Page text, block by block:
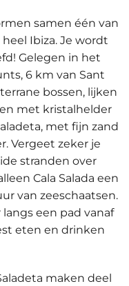
samen één van
Ibiza. Je wordt
Gelegen in het
6 km van Sant
bossen, lijken
met kristalhelder
met fijn zand
Vergeet zeker je
stranden over
Cala Salada een
van zeeschaatsen.
langs een pad vanaf
eten en drinken
maken deel